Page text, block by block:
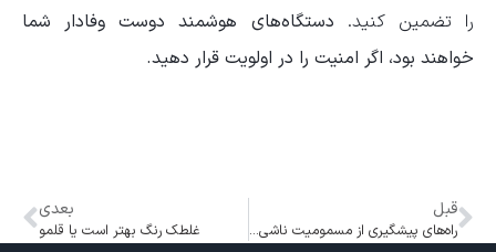
را تضمین کنید. دستگاه‌های هوشمند دوست وفادار شما
خواهند بود، اگر امنیت را در اولویت قرار دهید.
قبل
راه‌های پیشگیری از مسمومیت ناشی از غذای کنسرو شده
بعدی
غلطک رنگ بهتر است یا قلمو